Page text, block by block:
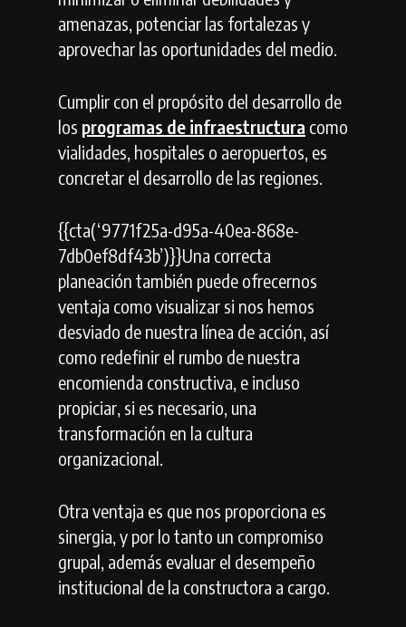
amenazas, potenciar las fortalezas y
aprovechar las oportunidades del medio.
Cumplir con el propósito del desarrollo de
los programas de infraestructura como
vialidades, hospitales o aeropuertos, es
concretar el desarrollo de las regiones.
{{cta(‘9771f25a-d95a-40ea-868e-
7db0ef8df43b’)}}Una correcta
planeación también puede ofrecernos
ventaja como visualizar si nos hemos
desviado de nuestra línea de acción, así
como redefinir el rumbo de nuestra
encomienda constructiva, e incluso
propiciar, si es necesario, una
transformación en la cultura
organizacional.
Otra ventaja es que nos proporciona es
sinergia, y por lo tanto un compromiso
grupal, además evaluar el desempeño
institucional de la constructora a cargo.